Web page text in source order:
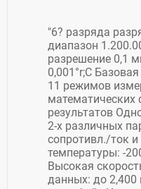
"6? разряда
диапазон
разрешение 0,1
0,001°r;С
11 режимов
математических
результатов
2-х различных
сопротивл./ток
температуры: -
Высокая
данных: до 2,400